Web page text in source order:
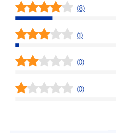
(8)
(1)
(0)
(0)